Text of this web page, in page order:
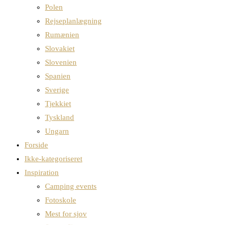
Polen
Rejseplanlægning
Rumænien
Slovakiet
Slovenien
Spanien
Sverige
Tjekkiet
Tyskland
Ungarn
Forside
Ikke-kategoriseret
Inspiration
Camping events
Fotoskole
Mest for sjov